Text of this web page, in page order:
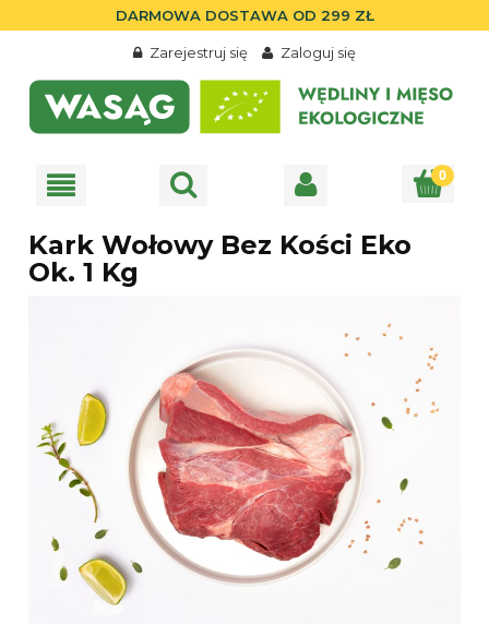
DARMOWA DOSTAWA OD 299 ZŁ
Zarejestruj się Zaloguj się
Kark Wołowy Bez Kości Eko
Ok. 1 Kg